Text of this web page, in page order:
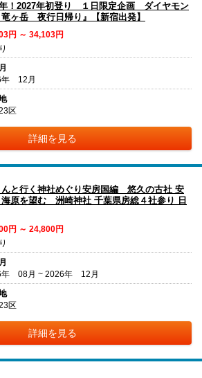
年！2027年初登り １日限定企画 ダイヤモン
ヶ岳 夜行日帰り』【新宿出発】
円 ～ 34,103円
年 12月
区
詳細を見る
んと行く神社めぐり安房国編 悠久の古社 安
原を望む 洲崎神社 千葉県房総４社参り 日
円 ～ 24,800円
年 08月 ~ 2026年 12月
区
詳細を見る